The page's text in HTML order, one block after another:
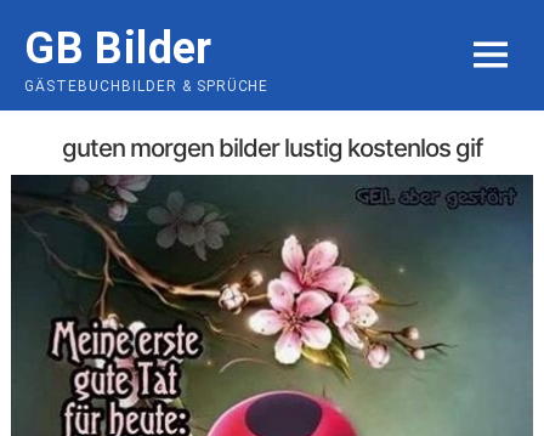
content
GB Bilder
GÄSTEBUCHBILDER & SPRÜCHE
MENU
guten morgen bilder lustig kostenlos gif